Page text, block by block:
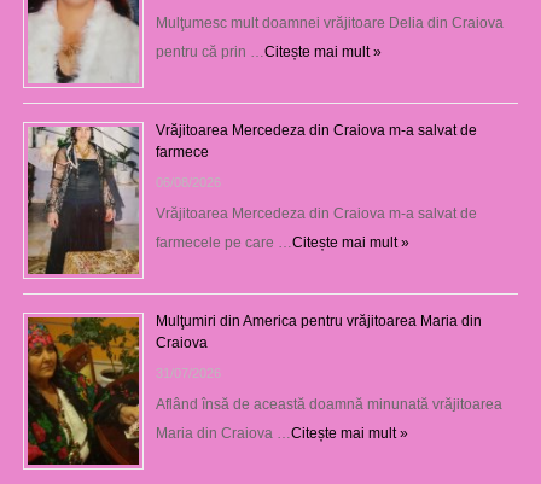
Mulţumesc mult doamnei vrăjitoare Delia din Craiova
pentru că prin … Citește mai mult »
Vrăjitoarea Mercedeza din Craiova m-a salvat de
farmece
06/08/2026
Vrăjitoarea Mercedeza din Craiova m-a salvat de
farmecele pe care … Citește mai mult »
Mulţumiri din America pentru vrăjitoarea Maria din
Craiova
31/07/2026
Aflând însă de această doamnă minunată vrăjitoarea
Maria din Craiova … Citește mai mult »